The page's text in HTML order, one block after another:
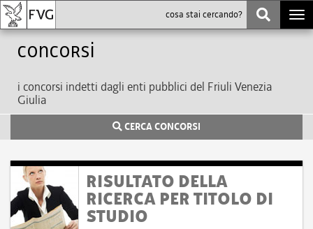
Concorsi
i concorsi indetti dagli enti pubblici del Friuli Venezia
Giulia
CERCA CONCORSI
RISULTATO DELLA
RICERCA PER TITOLO DI
STUDIO